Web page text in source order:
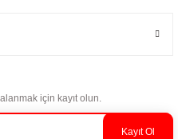
için kayıt olun.
Kayıt Ol